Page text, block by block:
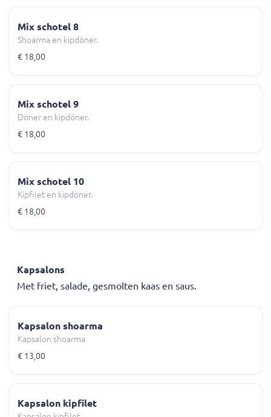
Mix schotel 8
Shoarma en kipdöner.
€ 18,00
Mix schotel 9
Döner en kipdöner.
€ 18,00
Mix schotel 10
Kipfilet en kipdöner.
€ 18,00
Kapsalons
Met friet, salade, gesmolten kaas en saus.
Kapsalon shoarma
Kapsalon shoarma
€ 13,00
Kapsalon kipfilet